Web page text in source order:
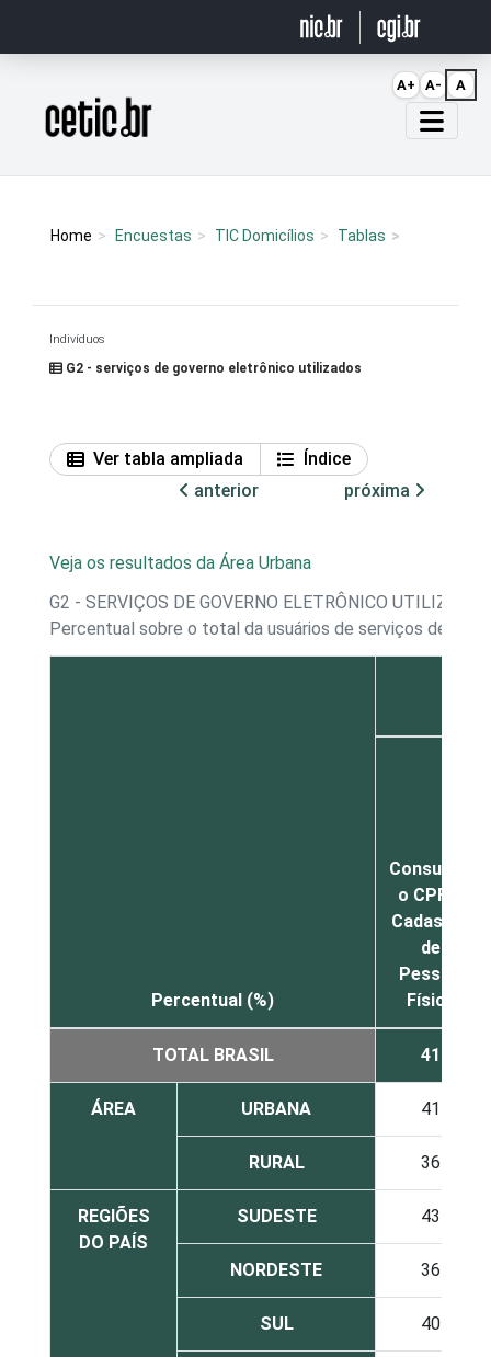
Página inicial
Home Encuestas TIC Domicílios Tablas
Indivíduos
G2 - serviços de governo eletrônico utilizados
Ver tabla ampliada
Índice
anterior
próxima
Veja os resultados da Área Urbana
G2 - SERVIÇOS DE GOVERNO ELETRÔNICO
Percentual sobre o total da usuários de serviços de
Percentual (%)
Consultar
o CPF –
Cadastro
de
Pessoa
Física
TOTAL BRASIL 41
ÁREA URBANA 41
RURAL 36
REGIÕES
DO PAÍS
SUDESTE 43
NORDESTE 36
SUL 40
A+ A- A